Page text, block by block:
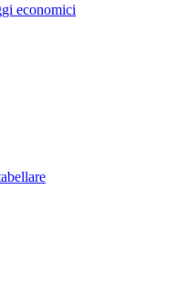
economici